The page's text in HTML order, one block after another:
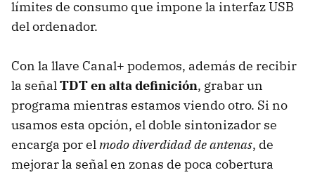
límites de consumo que impone la interfazUSB
del ordenador.
Con la llave Canal+ podemos, además de recibir
la señalTDTen alta definición, grabar un
programa mientras estamos viendo otro. Si no
usamos esta opción, el doble sintonizador se
encarga por elmodo diverdidad de antenas, de
mejorar la señal en zonas de poca cobertura